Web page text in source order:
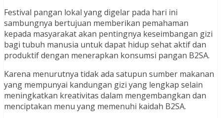
Festival pangan lokal yang digelar pada hari ini
sambungnya bertujuan memberikan pemahaman
kepada masyarakat akan pentingnya keseimbangan gizi
bagi tubuh manusia untuk dapat hidup sehat aktif dan
produktif dengan menerapkan konsumsi pangan B2SA.
Karena menurutnya tidak ada satupun sumber makanan
yang mempunyai kandungan gizi yang lengkap selain
meningkatkan kreativitas dalam mengembangkan dan
menciptakan menu yang memenuhi kaidah B2SA.